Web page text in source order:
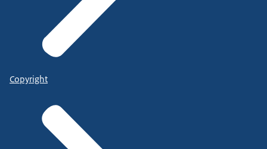
Copyright